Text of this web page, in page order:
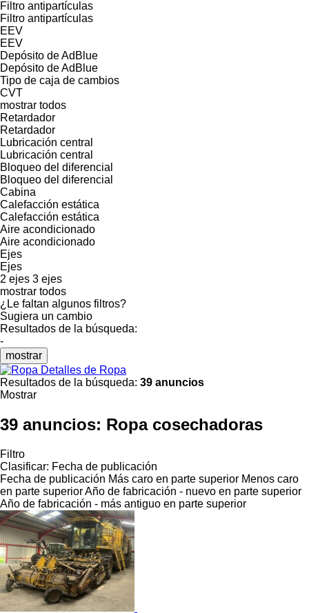
Filtro antipartículas
Filtro antipartículas
EEV
EEV
Depósito de AdBlue
Depósito de AdBlue
Tipo de caja de cambios
CVT
mostrar todos
Retardador
Retardador
Lubricación central
Lubricación central
Bloqueo del diferencial
Bloqueo del diferencial
Cabina
Calefacción estática
Calefacción estática
Aire acondicionado
Aire acondicionado
Ejes
Ejes
2 ejes 3 ejes
mostrar todos
¿Le faltan algunos filtros?
Sugiera un cambio
Resultados de la búsqueda:
-
mostrar
Detalles de Ropa
Resultados de la búsqueda: 39 anuncios
Mostrar
39 anuncios: Ropa cosechadoras
Filtro
Clasificar: Fecha de publicación
Fecha de publicación Más caro en parte superior Menos caro
en parte superiorAño de fabricación - nuevo en parte superior
Año de fabricación - más antiguo en parte superior